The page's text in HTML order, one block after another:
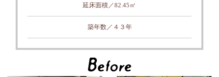
延床面積／82.45㎡
築年数／４３年